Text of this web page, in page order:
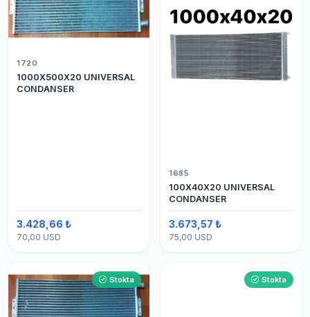
1720
1000X500X20 UNIVERSAL
CONDANSER
3.428,66 ₺
70,00 USD
1685
100X40X20 UNIVERSAL
CONDANSER
3.673,57 ₺
75,00 USD
Stokta Stokta